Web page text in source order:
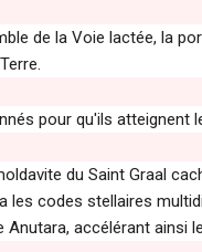
de la Voie lactée, la
pour qu'ils atteignent
du Saint Graal
les codes stellaires
accélérant ainsi